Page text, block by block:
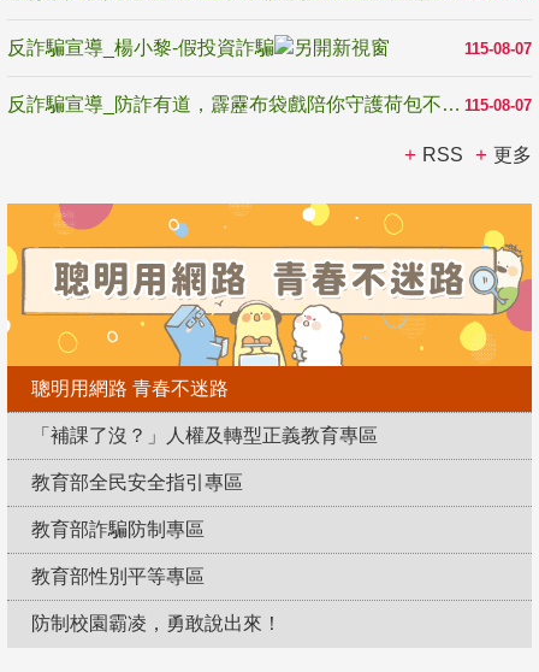
115-08-07
反詐騙宣導_楊小黎-假投資詐騙
115-08-07
反詐騙宣導_防詐有道，霹靂布袋戲陪你守護荷包不受騙
RSS 更多
聰明用網路 青春不迷路
「補課了沒？」人權及轉型正義教育專區
教育部全民安全指引專區
教育部詐騙防制專區
教育部性別平等專區
防制校園霸凌，勇敢說出來！